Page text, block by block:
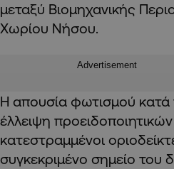
μεταξύ Βιομηχανικής
Χωρίου Νήσου.
Advertisement
Η απουσία φωτισμού κατά
έλλειψη προειδοποιητικών
κατεστραμμένοι
συγκεκριμένο σημείο του